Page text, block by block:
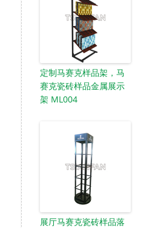
定制马赛克样品架，马
赛克瓷砖样品金属展示
架 ML004
展厅马赛克瓷砖样品落